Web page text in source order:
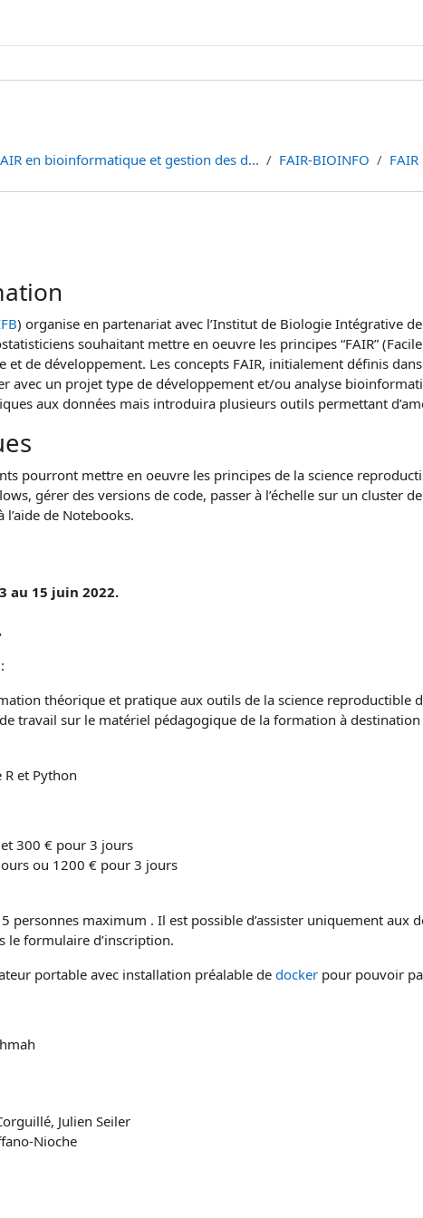
en bioinformatique et gestion des d... FAIR-BIOINFO
) organise en partenariat avec l’Institut de Biologie Intégrative
souhaitant mettre en oeuvre les principes “FAIR”
et de développement. Les concepts FAIR, initialement définis
avec un projet type de développement et/ou analyse
aux données mais introduira plusieurs outils permettant
pourront mettre en oeuvre les principes de la science
gérer des versions de code, passer à l’échelle sur un cluster
de Notebooks.
au 15 juin 2022.
théorique et pratique aux outils de la science reproductible
travail sur le matériel pédagogique de la formation à
et Python
300 € pour 3 jours
ou 1200 € pour 3 jours
personnes maximum . Il est possible d’assister uniquement aux
le formulaire d’inscription.
portable avec installation préalable de docker pour pouvoir
Julien Seiler
Nioche